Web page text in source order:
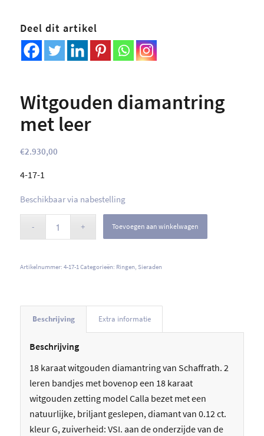
Deel dit artikel
Witgouden diamantring
met leer
€2.930,00
4-17-1
Beschikbaar via nabestelling
Toevoegen aan winkelwagen
Artikelnummer: 4-17-1Categorieën: Ringen, Sieraden
Beschrijving Extra informatie
Beschrijving
18 karaat witgouden diamantring van Schaffrath. 2
leren bandjes met bovenop een 18 karaat
witgouden zetting model Calla bezet met een
natuurlijke, briljant geslepen, diamant van 0.12 ct.
kleur G, zuiverheid: VSI. aan de onderzijde van de